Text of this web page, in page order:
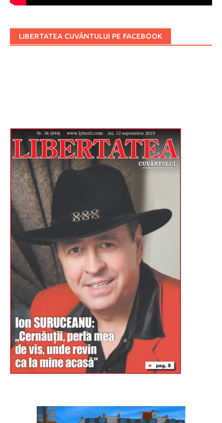
LIBERTATEA CUVÂNTULUI PE FACEBOOK